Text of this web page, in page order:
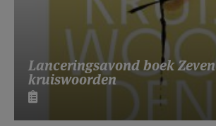
Lanceringsavond boek Zeven
kruiswoorden